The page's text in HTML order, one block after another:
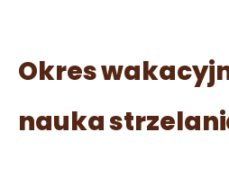
Okres
nauka